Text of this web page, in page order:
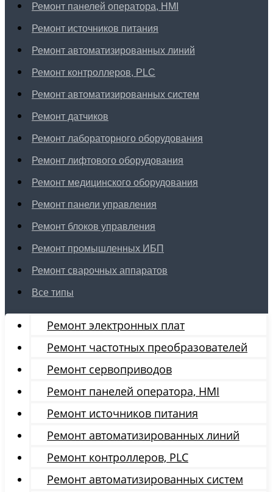
Ремонт панелей оператора, HMI
Ремонт источников питания
Ремонт автоматизированных линий
Ремонт контроллеров, PLC
Ремонт автоматизированных систем
Ремонт датчиков
Ремонт лабораторного оборудования
Ремонт лифтового оборудования
Ремонт медицинского оборудования
Ремонт панели управления
Ремонт блоков управления
Ремонт промышленных ИБП
Ремонт сварочных аппаратов
Все типы
Ремонт электронных плат
Ремонт частотных преобразователей
Ремонт сервоприводов
Ремонт панелей оператора, HMI
Ремонт источников питания
Ремонт автоматизированных линий
Ремонт контроллеров, PLC
Ремонт автоматизированных систем